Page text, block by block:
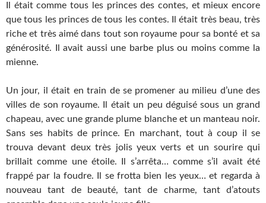
Il était comme tous les princes des contes, et mieux encore
que tous les princes de tous les contes. Il était très beau, très
riche et très aimé dans tout son royaume pour sa bonté et sa
générosité. Il avait aussi une barbe plus ou moins comme la
mienne.
Un jour, il était en train de se promener au milieu d’une des
villes de son royaume. Il était un peu déguisé sous un grand
chapeau, avec une grande plume blanche et un manteau noir.
Sans ses habits de prince. En marchant, tout à coup il se
trouva devant deux très jolis yeux verts et un sourire qui
brillait comme une étoile. Il s’arrêta… comme s’il avait été
frappé par la foudre. Il se frotta bien les yeux… et regarda à
nouveau tant de beauté, tant de charme, tant d’atouts